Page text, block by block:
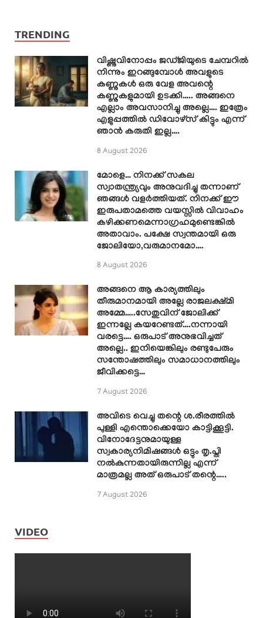
TRENDING
വിഷ്ണുവിനോപ്പം ജഡ്ജിയുടെ ചേമ്പറിൽ
നിന്നും ഇറങ്ങുമ്പോൾ അവളുടെ
കണ്ണുകൾ ഒരു വേള അവന്റെ
കണ്ണുകളുമായി ഉടക്കി….. അങ്ങനെ
എല്ലാം അവസാനിച്ചു അല്ലെ…. ഇത്രേം
എളുപ്പത്തിൽ ഡിവോഴ്സ് കിട്ടും എന്ന്
ഞാൻ കരുതി ഇല്ല….
8 August 2026
മോളെ… നിനക്ക് സകല
സ്വാതന്ത്ര്യവും അനുവദിച്ചു തന്നാണ്
ഞങ്ങൾ വളർത്തിയത്. നിനക്ക് ഈ
ഇരുപതാമത്തെ വയസ്സിൽ വിവാഹം
കഴിക്കണമെന്നാഗ്രഹമുണ്ടെങ്കിൽ
അതാവാം. പക്ഷേ സ്വന്തമായി ഒരു
ജോലിയോ,വരുമാനമോ….
8 August 2026
അങ്ങനെ ആ കാര്യത്തിലും
തീരുമാനമായി അല്ലേ രാജലക്ഷ്മി
അമ്മേ…..സേതുവിന് ജോലിക്ക്
ഇന്നല്ലേ കയറേണ്ടത്….നന്നായി
വരട്ടെ…. ഒരുപാട് അനുഭവിച്ചത്
അല്ലെ.. ഇനിയെങ്കിലും രണ്ടുപേരും
സന്തോഷത്തിലും സമാധാനത്തിലും
ജീവിക്കട്ടെ…
7 August 2026
അവിടെ വെച്ചു തന്റെ ശ.രീരത്തിൽ
പുള്ളി എന്തൊക്കെയോ കാട്ടിക്കൂട്ടി.
വിനോദേട്ടനുമായുള്ള
സ്വകാര്യനിമിഷങ്ങൾ ഒട്ടും തൃ.പ്തി
നൽകുന്നതായിരുന്നില്ല എന്ന്
മാത്രമല്ല അത് ഒരുപാട് തന്റെ…..
7 August 2026
VIDEO